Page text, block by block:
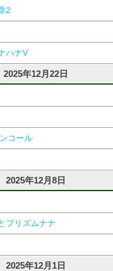
2
ハナV
2025年12月22日
コール
2025年12月8日
プリズムナナ
2025年12月1日